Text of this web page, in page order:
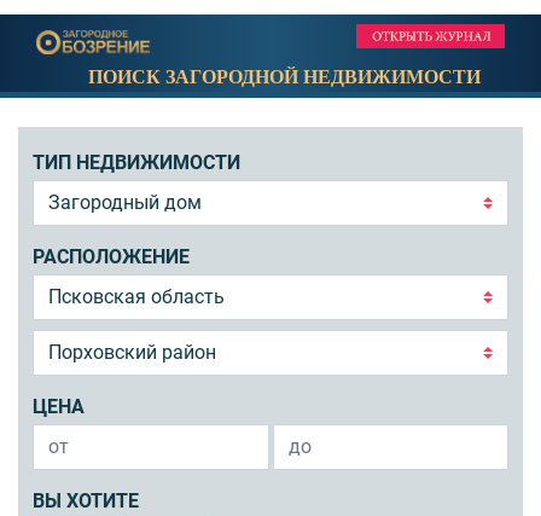
ПОИСК ЗАГОРОДНОЙ НЕДВИЖИМОСТИ
ТИП НЕДВИЖИМОСТИ
РАСПОЛОЖЕНИЕ
ЦЕНА
ВЫ ХОТИТЕ